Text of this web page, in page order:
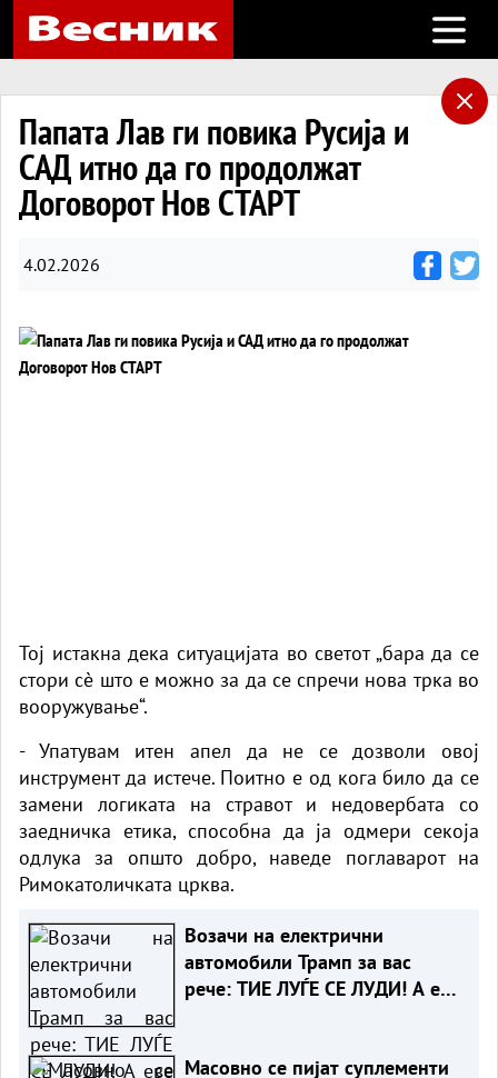
Open
Папата Лав ги повика Русија и
САД итно да го продолжат
Договорот Нов СТАРТ
4.02.2026
Тој истакна дека ситуацијата во светот „бара да се
стори сè што е можно за да се спречи нова трка во
вооружување“.
- Упатувам итен апел да не се дозволи овој
инструмент да истече. Поитно е од кога било да се
замени логиката на стравот и недовербата со
заедничка етика, способна да ја одмери секоја
одлука за општо добро, наведе поглаварот на
Римокатоличката црква.
Возачи на електрични
автомобили Трамп за вас
рече: ТИЕ ЛУЃЕ СЕ ЛУДИ! А еве
Масовно се пијат суплементи